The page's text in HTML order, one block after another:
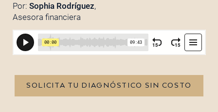
Por: Sophia Rodríguez,
Asesora financiera
SOLICITA TU DIAGNÓSTICO SIN COSTO